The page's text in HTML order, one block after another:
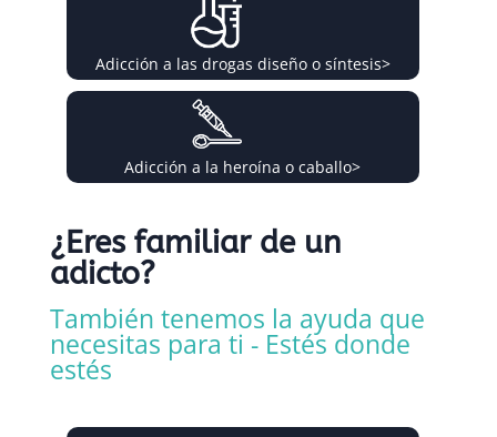
Adicción a las drogas diseño o síntesis>
Adicción a la heroína o caballo>
¿Eres familiar de un
adicto?
También tenemos la ayuda que
necesitas para ti - Estés donde
estés